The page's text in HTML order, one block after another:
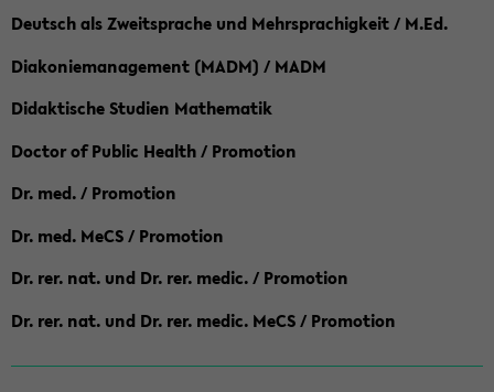
Deutsch als Zweitsprache und Mehrsprachigkeit / M.Ed.
Diakoniemanagement (MADM) / MADM
Didaktische Studien Mathematik
Doctor of Public Health / Promotion
Dr. med. / Promotion
Dr. med. MeCS / Promotion
Dr. rer. nat. und Dr. rer. medic. / Promotion
Dr. rer. nat. und Dr. rer. medic. MeCS / Promotion